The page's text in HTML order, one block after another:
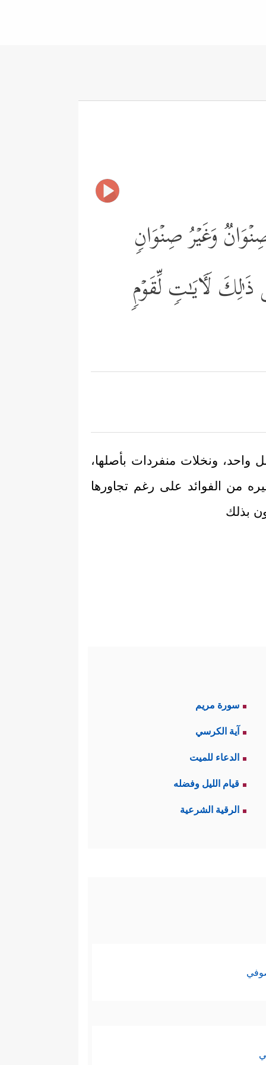
وَغَیۡرُ صِنۡوَانࣲ
لَـَٔایَـٰتࣲ لِّقَوۡمࣲ
واحد، ونخلات منفردات بأصلها،
من الفوائد على رغم تجاورها
بذلك
سورة مريم
آية الكرسي
الدعاء للميت
قيام الليل وفضله
الرقية الشرعية